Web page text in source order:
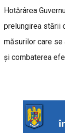
Hotărârea
prelungirea stării
măsurilor care se
și combaterea